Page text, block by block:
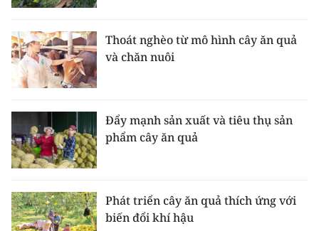
TIN ĐỊA PHƯƠNG
Trung du và miền núi phía Bắc
Đồng bằng sông Hồng
Bắc Trung Bộ
Nguyên
Đông Nam Bộ
Thoát nghèo từ mô hình cây ăn quả
và chăn nuôi
Đẩy mạnh sản xuất và tiêu thụ sản
phẩm cây ăn quả
Phát triển cây ăn quả thích ứng với
biến đổi khí hậu